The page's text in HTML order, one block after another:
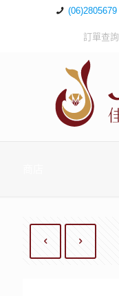
(06)2805679
訂單查詢